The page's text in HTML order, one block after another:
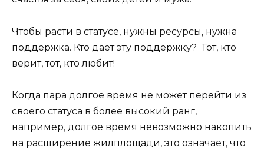
Чтобы расти в статусе, нужны ресурсы, нужна
поддержка. Кто дает эту поддержку? Тот, кто
верит, тот, кто любит!
Когда пара долгое время не может перейти из
своего статуса в более высокий ранг,
например, долгое время невозможно накопить
на расширение жилплощади, это означает, что